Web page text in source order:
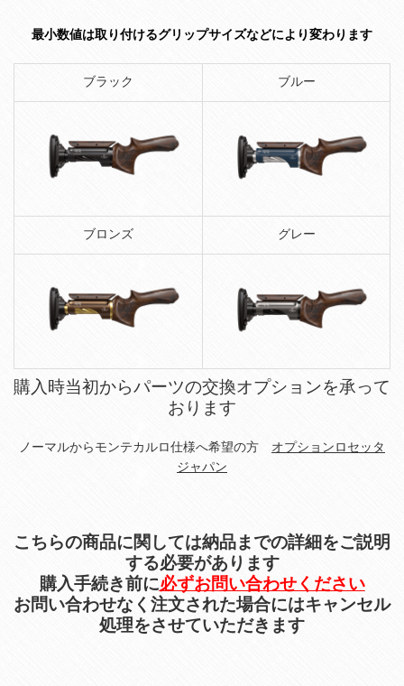
最小数値は取り付けるグリップサイズなどにより変わります
ブラック ブルー
ブロンズ グレー
購入時当初からパーツの交換オプションを承って
おります
ノーマルからモンテカルロ仕様へ希望の方 オプションロセッタ
ジャパン
こちらの商品に関しては納品までの詳細をご説明
する必要があります
購入手続き前に必ずお問い合わせください
お問い合わせなく注文された場合にはキャンセル
処理をさせていただきます